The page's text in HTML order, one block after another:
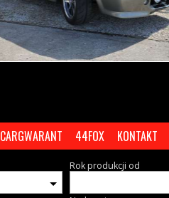
CARGWARANT 44FOX KONTAKT
Rok produkcji od